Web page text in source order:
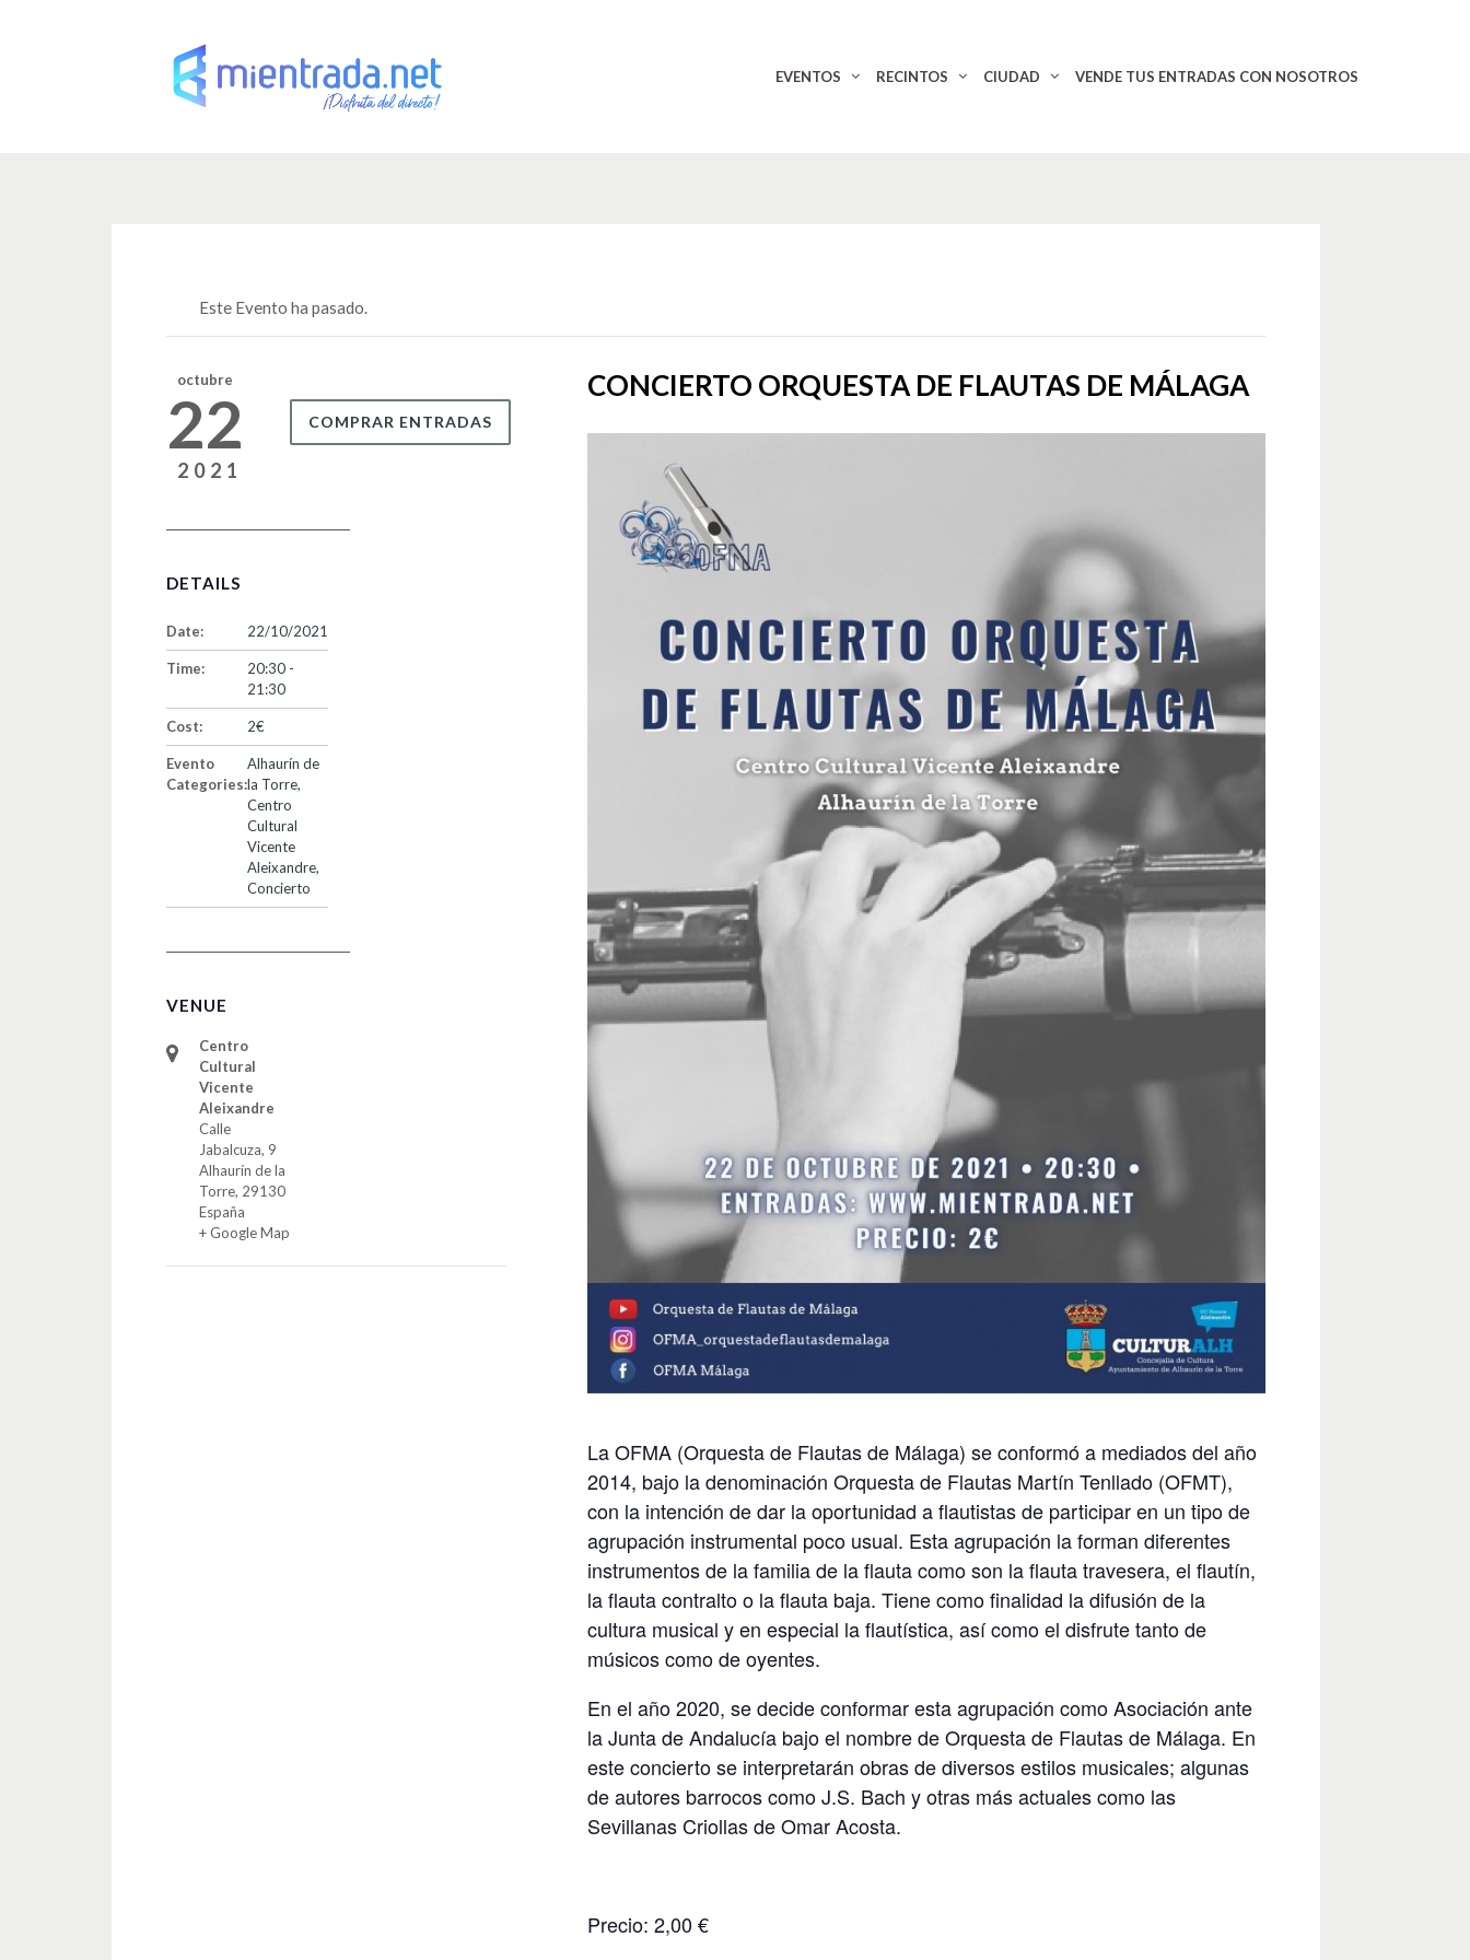
EVENTOS RECINTOS CIUDAD VENDE TUS ENTRADAS CON NOSOTROS
Este Evento ha pasado.
CONCIERTO ORQUESTA DE FLAUTAS DE MÁLAGA
La OFMA (Orquesta de Flautas de Málaga) se conformó a mediados del año
2014, bajo la denominación Orquesta de Flautas Martín Tenllado (OFMT),
con la intención de dar la oportunidad a flautistas de participar en un tipo de
agrupación instrumental poco usual. Esta agrupación la forman diferentes
instrumentos de la familia de la flauta como son la flauta travesera, el flautín,
la flauta contralto o la flauta baja. Tiene como finalidad la difusión de la
cultura musical y en especial la flautística, así como el disfrute tanto de
músicos como de oyentes.
En el año 2020, se decide conformar esta agrupación como Asociación ante
la Junta de Andalucía bajo el nombre de Orquesta de Flautas de Málaga. En
este concierto se interpretarán obras de diversos estilos musicales; algunas
de autores barrocos como J.S. Bach y otras más actuales como las
Sevillanas Criollas de Omar Acosta.
Precio: 2,00 €
octubre
22
2021
COMPRAR ENTRADAS
DETAILS
Date: 22/10/2021
Time:
20:30 -
21:30
Cost: 2€
Evento
Categories:
Alhaurín de
la Torre,
Centro
Cultural
Vicente
Aleixandre,
Concierto
VENUE
Centro
Cultural
Vicente
Aleixandre
Calle
Jabalcuza, 9
Alhaurín de la
Torre, 29130
España
+ Google Map